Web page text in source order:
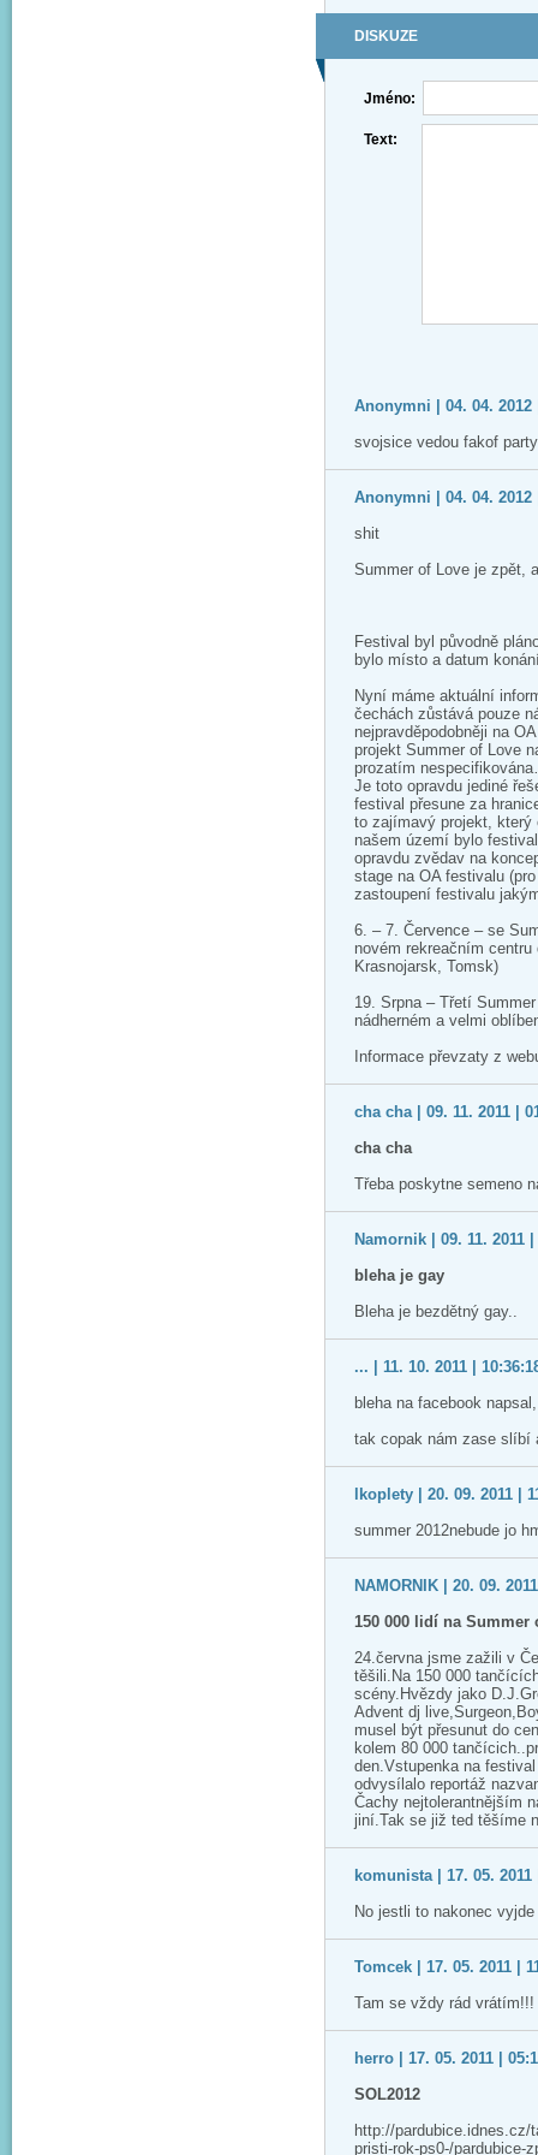
DISKUZE
Jméno:
Text:
Anonymni | 04. 04. 2012
svojsice vedou fakof
Anonymni | 04. 04. 2012
shit
Summer of Love je zpět,
Festival byl původně
bylo místo a datum
Nyní máme aktuální
čechách zůstává pouze
nejpravděpodobněji na
projekt Summer of Love
prozatím
Je toto opravdu jediné
festival přesune za
to zajímavý projekt, který
našem území bylo
opravdu zvědav na
stage na OA festivalu
zastoupení festivalu
6. – 7. Července – se
novém rekreačním
Krasnojarsk, Tom­sk)
19. Srpna – Třetí
nádherném a velmi
Informace převzaty z
cha cha | 09. 11. 2011 |
cha cha
Třeba poskytne semeno
Namornik | 09. 11. 2011 |
bleha je gay
Bleha je bezdětný gay..
... | 11. 10. 2011 |
bleha na facebook
tak copak nám zase slíbí
lkoplety | 20. 09. 2011 |
summer 2012nebude jo
NAMORNIK | 20. 09.
150 000 lidí na Summer
24.června jsme zažili v
těšili.Na 150 000
scény.Hvězdy jako
Advent dj
musel být přesunut do
kolem 80 000
den.Vstupenka na
odvysílalo reportáž
Čachy nejtolerantnějším
jiní.Tak se již ted těšíme
komunista | 17. 05. 2011
No jestli to nakonec
Tomcek | 17. 05. 2011 |
Tam se vždy rád vrátím!!!
herro | 17. 05. 2011 |
SOL2012
http://pardubice.idnes.cz/
pristi-rok-ps0-/pardubice-